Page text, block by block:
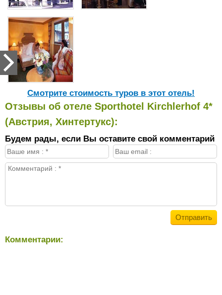
Cмотрите стоимость туров в этот отель!
Отзывы об отеле Sporthotel Kirchlerhof 4*
(Австрия, Хинтертукс):
Будем рады, если Вы оставите свой комментарий
Комментарии: